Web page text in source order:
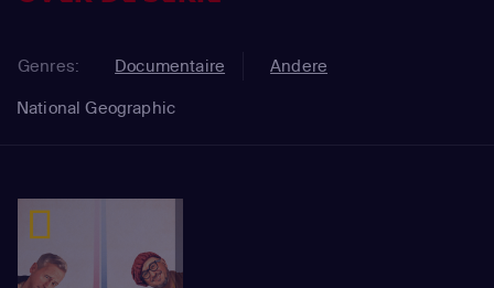
Genres: Documentaire
Andere
National Geographic